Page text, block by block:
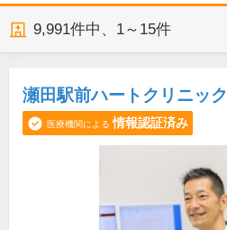
9,991件中、 1～15件
瀬田駅前ハートクリニック
医療機関による 情報認証済み